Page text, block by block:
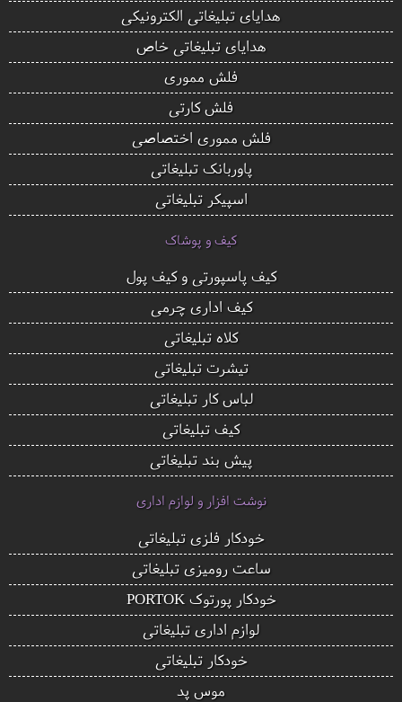
هدایای تبلیغاتی الکترونیکی
هدایای تبلیغاتی خاص
فلش مموری
فلش کارتی
فلش مموری اختصاصی
پاوربانک تبلیغاتی
اسپیکر تبلیغاتی
کیف و پوشاک
کیف پاسپورتی و کیف پول
کیف اداری چرمی
کلاه تبلیغاتی
تیشرت تبلیغاتی
لباس کار تبلیغاتی
کیف تبلیغاتی
پیش بند تبلیغاتی
نوشت افزار و لوازم اداری
خودکار فلزی تبلیغاتی
ساعت رومیزی تبلیغاتی
خودکار پورتوک PORTOK
لوازم اداری تبلیغاتی
خودکار تبلیغاتی
موس پد